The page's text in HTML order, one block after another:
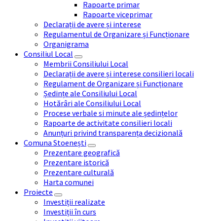
Rapoarte primar
Rapoarte viceprimar
Declarații de avere și interese
Regulamentul de Organizare și Funcționare
Organigrama
Consiliul Local
Membrii Consiliului Local
Declarații de avere și interese consilieri locali
Regulament de Organizare și Funcționare
Ședințe ale Consiliului Local
Hotărâri ale Consiliului Local
Procese verbale si minute ale ședințelor
Rapoarte de activitate consilieri locali
Anunțuri privind transparența decizională
Comuna Stoenești
Prezentare geografică
Prezentare istorică
Prezentare culturală
Harta comunei
Proiecte
Investiții realizate
Investiții în curs